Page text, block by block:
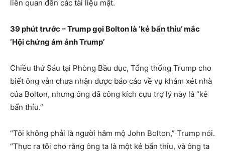
liên quan đến các tài liệu mật.
39 phút trước – Trump gọi Bolton là ‘kẻ bẩn thỉu’ mắc
‘Hội chứng ám ảnh Trump’
Chiều thứ Sáu tại Phòng Bầu dục, Tổng thống Trump cho
biết ông vẫn chưa nhận được báo cáo về vụ khám xét nhà
của Bolton, nhưng ông đã công kích cựu trợ lý này là “kẻ
bẩn thỉu.”
“Tôi không phải là người hâm mộ John Bolton,” Trump nói.
“Thực ra tôi cho rằng ông ta là một kẻ bẩn thỉu, và ông ta